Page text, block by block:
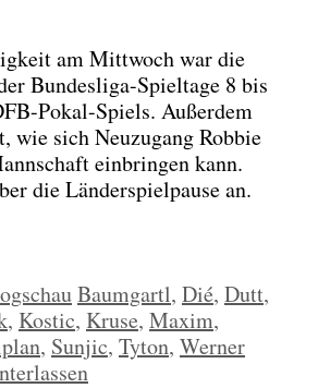
am Mitt­woch war die
Bun­des­li­ga-Spiel­ta­ge 8 bis
Pokal-Spiels. Außer­dem
wie sich Neu­zu­gang Rob­bie
ein­brin­gen kann.
die Län­der­spiel­pau­se an.
Schlagwörter
Baumgartl, Dié, Dutt,
, Kostic, Kruse, Maxim,
, Sunjic, Tyton, Werner